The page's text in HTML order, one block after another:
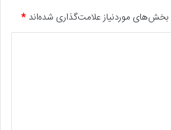
بخش‌های موردنیاز علامت‌گذاری شده‌اند*